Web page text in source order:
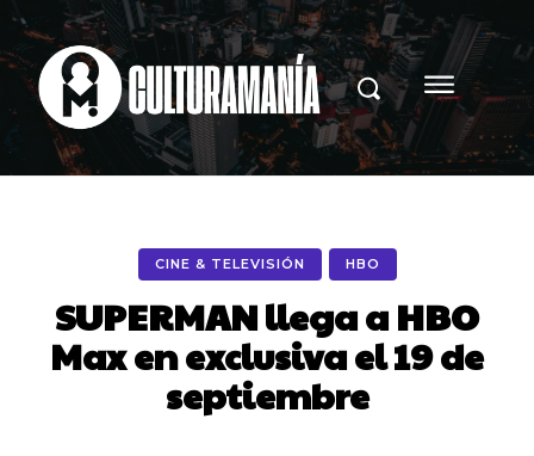
CINE & TELEVISIÓN HBO
SUPERMAN llega a HBO
Max en exclusiva el 19 de
septiembre